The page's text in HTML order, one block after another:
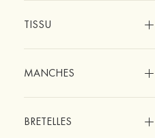
TISSU
MANCHES
BRETELLES